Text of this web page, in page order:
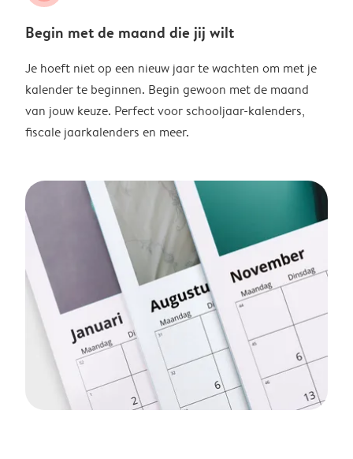
Begin met de maand die jij wilt
Je hoeft niet op een nieuw jaar te wachten om met je
kalender te beginnen. Begin gewoon met de maand
van jouw keuze. Perfect voor schooljaar-kalenders,
fiscale jaarkalenders en meer.